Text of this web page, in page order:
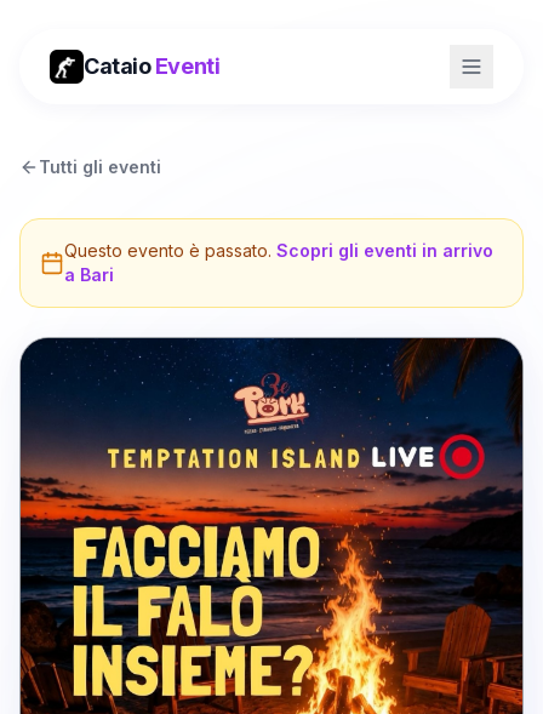
CataioEventi
Tutti gli eventi
Questo evento è passato. Scopri gli eventi in arrivo
a Bari